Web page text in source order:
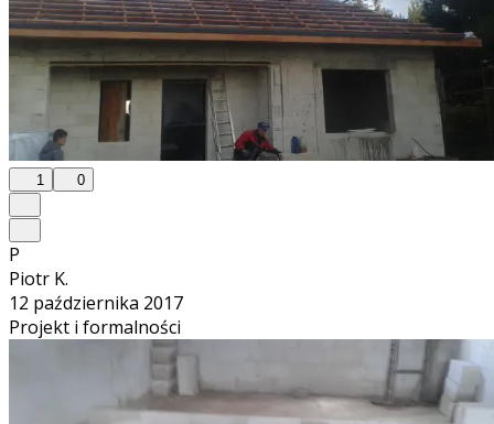
1 0
P
Piotr K.
12 października 2017
Projekt i formalności